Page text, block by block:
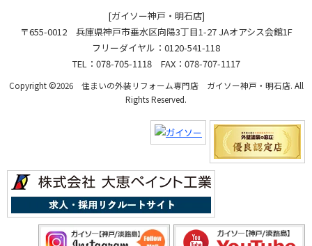
[ガイソー神戸・明石店]
〒655-0012 兵庫県神戸市垂水区向陽3丁目1-27 JAオアシス会館1F
フリーダイヤル：0120-541-118
TEL：078-705-1118 FAX：078-707-1117
Copyright ©2026 住まいの外装リフォーム専門店 ガイソー神戸・明石店. All
Rights Reserved.